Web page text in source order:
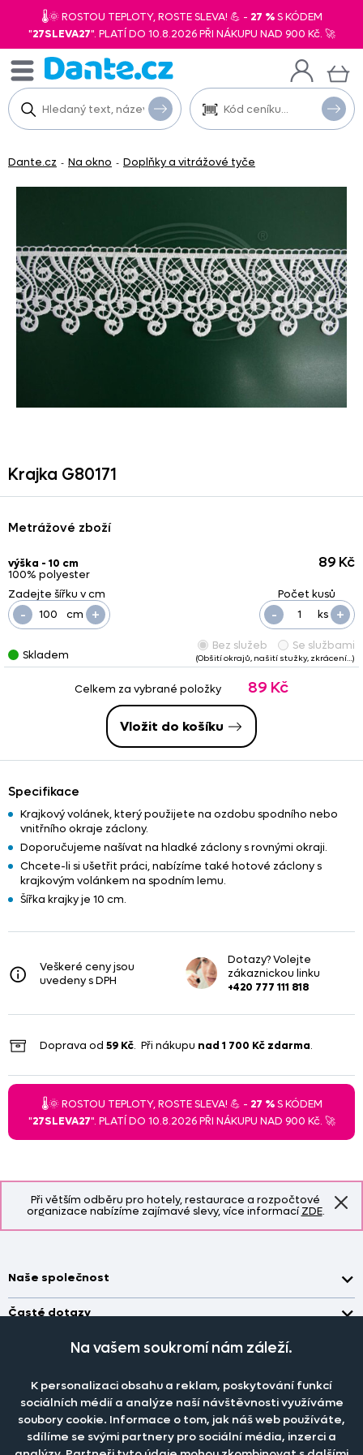
🌡️🌞 ROSTOU TEPLOTY, ROSTE SLEVA! 💪 - 27 %S KÓDEM
"27SLEVA27". PLATÍ DO 10.8.2026 PŘI NÁKUPU NAD 900 Kč. 🚀
Při větším odběru pro hotely, restaurace a rozpočtové
organizace nabízíme zajímavé slevy, více informacíZDE.
Dante.cz - Na okno - Doplňky a vitrážové tyče
Krajka G80171
Metrážové zboží
výška - 10 cm
100% polyester
cm +
- ks +
-
89 Kč
Skladem
Bez služeb Se službami
(Obšití okrajů, našití stužky, zkrácení…)
Celkem za vybrané položky 89 Kč
Vložit do košíku
Specifikace
Krajkový volánek, který použijete na ozdobu spodního nebo
vnitřního okraje záclony.
Doporučujeme našívat na hladké záclony s rovnými okraji.
Chcete-li si ušetřit práci, nabízíme také hotové záclony s
krajkovým volánkem na spodním lemu.
Šířka krajky je 10 cm.
Veškeré ceny jsou
uvedeny s DPH
Dotazy? Volejte
zákaznickou linku
+420 777 111 818
Doprava od 59 Kč. Při nákupu nad 1 700 Kč zdarma.
🌡️🌞 ROSTOU TEPLOTY, ROSTE SLEVA! 💪 - 27 %S KÓDEM
"27SLEVA27". PLATÍ DO 10.8.2026 PŘI NÁKUPU NAD 900 Kč. 🚀
Staňte se členem klubu Dante.cz
Naše společnost
Doprava a platba
Obchodní podmínky
Katalog zdarma
Časté dotazy
Jak prát záclony a závěsy?
Jak prát povlečení a prostěradla?
Informace o materiálech
PRODEJNÍ ODDĚLENÍ - TELEFONICKY
po-pá 7:30 - 16:00
Tel.:777 111 818
e-mail:dotazy@dante.cz
reklamace:reklamace@dante.cz
Na vašem soukromí nám záleží.
K personalizaci obsahu a reklam, poskytování funkcí
sociálních médií a analýze naší návštěvnosti využíváme
soubory cookie. Informace o tom, jak náš web používáte,
sdílíme se svými partnery pro sociální média, inzerci a